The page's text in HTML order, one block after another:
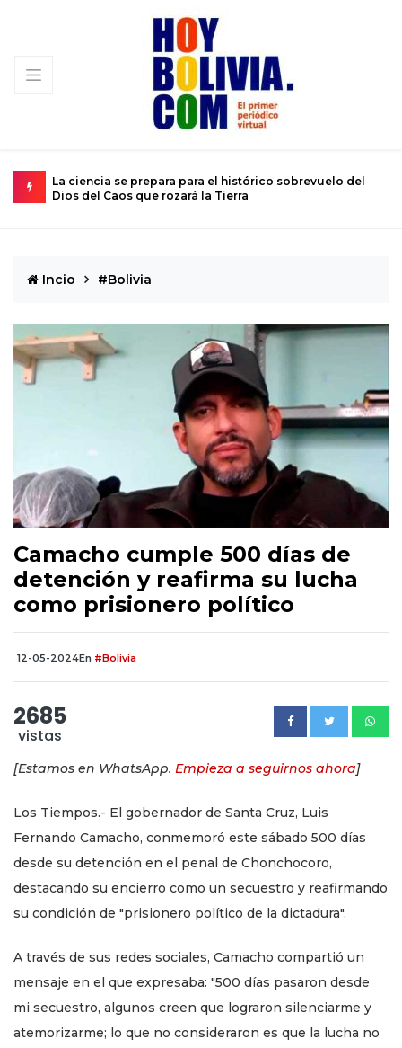
prepara para el histórico sobrevuelo del
que rozará la Tierra
El calvario de un
Incio #Bolivia
Camacho cumple 500 días de
detención y reafirma su lucha
como prisionero político
12-05-2024En #Bolivia
2685
vistas
[Estamos en WhatsApp. Empieza a seguirnos ahora]
Los Tiempos.- El gobernador de Santa Cruz, Luis
Fernando Camacho, conmemoró este sábado 500 días
desde su detención en el penal de Chonchocoro,
destacando su encierro como un secuestro y reafirmando
su condición de "prisionero político de la dictadura".
A través de sus redes sociales, Camacho compartió un
mensaje en el que expresaba: "500 días pasaron desde
mi secuestro, algunos creen que lograron silenciarme y
atemorizarme; lo que no consideraron es que la lucha no